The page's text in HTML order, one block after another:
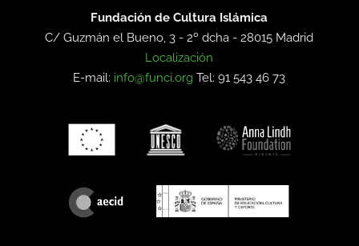
Fundación de Cultura Islámica
C/ Guzmán el Bueno, 3 - 2º dcha -28015 Madrid
Localización
E-mail: info@funci.org Tel: 91 543 46 73